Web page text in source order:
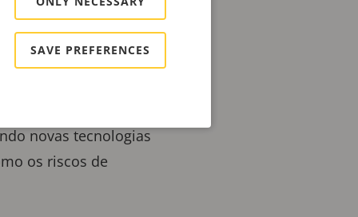
e gás, e o ritmo da
Mas com esses
constantemente
novas tecnologias
os riscos de
SAVE PREFERENCES